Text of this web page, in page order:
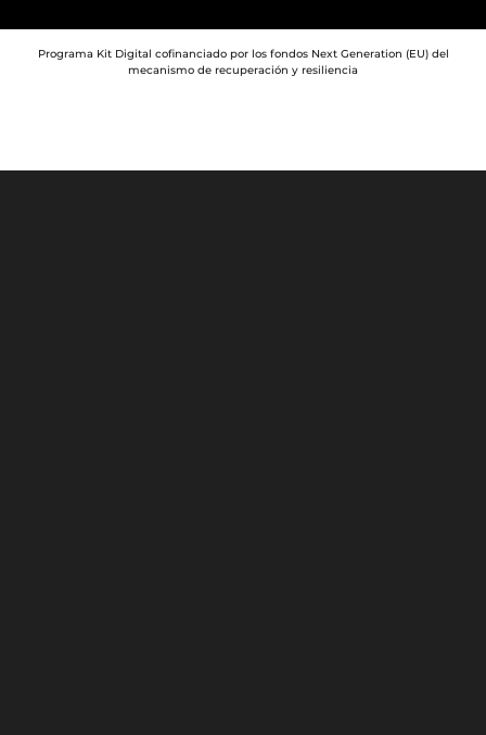
Programa Kit Digital cofinanciado por los fondos Next Generation (EU) del
mecanismo de recuperación y resiliencia